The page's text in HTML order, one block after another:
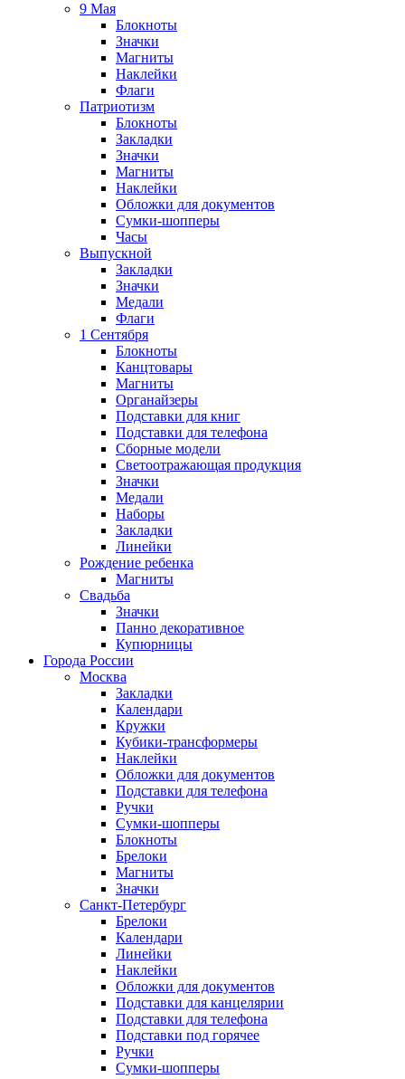
9 Мая
Блокноты
Значки
Магниты
Наклейки
Флаги
Патриотизм
Блокноты
Закладки
Значки
Магниты
Наклейки
Обложки для документов
Сумки-шопперы
Часы
Выпускной
Закладки
Значки
Медали
Флаги
1 Сентября
Блокноты
Канцтовары
Магниты
Органайзеры
Подставки для книг
Подставки для телефона
Сборные модели
Светоотражающая продукция
Значки
Медали
Наборы
Закладки
Линейки
Рождение ребенка
Магниты
Свадьба
Значки
Панно декоративное
Купюрницы
Города России
Москва
Закладки
Календари
Кружки
Кубики-трансформеры
Наклейки
Обложки для документов
Подставки для телефона
Ручки
Сумки-шопперы
Блокноты
Брелоки
Магниты
Значки
Санкт-Петербург
Брелоки
Календари
Линейки
Наклейки
Обложки для документов
Подставки для канцелярии
Подставки для телефона
Подставки под горячее
Ручки
Сумки-шопперы